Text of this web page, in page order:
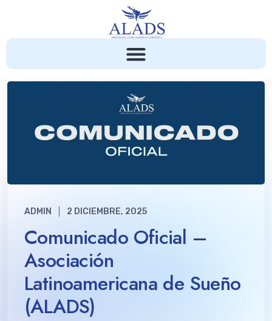
ADMIN 2 DICIEMBRE, 2025
Comunicado Oficial –
Asociación
Latinoamericana de Sueño
(ALADS)